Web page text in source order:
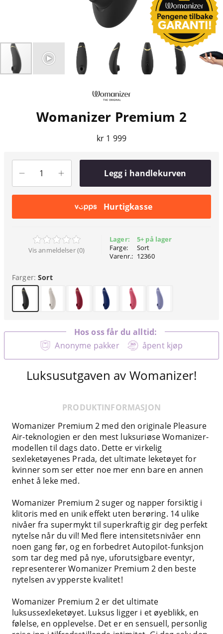
Womanizer Premium 2
kr 1 999
Legg i handlekurven
Hurtigkasse
Vis anmeldelser (0)
Lager:
Farge:
Varenr.:
5+ på lager
Sort
12360
Farger:Sort
Anonyme pakker åpent kjøp
Hos oss får du alltid:
Luksusutgaven av Womanizer!
PRODUKTINFORMASJON
Womanizer Premium 2 med den originale Pleasure
Air-teknologien er den mest luksuriøse Womanizer-
modellen til dags dato. Dette er virkelig
sexleketøyenes Prada, det ultimate leketøyet for
kvinner som ser etter noe mer enn bare en annen
enhet å leke med.
Womanizer Premium 2 suger og napper forsiktig i
klitoris med en unik effekt uten berøring. 14 ulike
nivåer fra supermykt til superkraftig gir deg perfekt
nytelse når du vil! Med flere intensitetsnivåer enn
noen gang før, og en forbedret Autopilot-funksjon
som tar deg med på nye, uforutsigbare eventyr,
representerer Womanizer Premium 2 den beste
nytelsen av ypperste kvalitet!
Womanizer Premium 2 er det ultimate
luksussexleketøyet. Luksus ligger i et øyeblikk, en
følelse, en opplevelse. Det er en sensuell, personlig